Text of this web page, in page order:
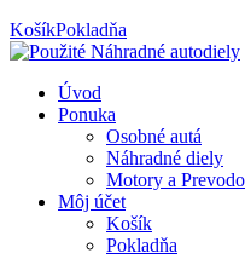
KošíkPokladňa
Úvod
Ponuka
Osobné autá
Náhradné diely
Motory a
Môj účet
Košík
Pokladňa